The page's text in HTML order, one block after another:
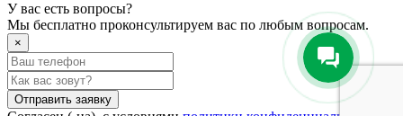
У вас есть вопросы?
Мы бесплатно проконсультируем вас по любым вопросам.
×
Отправить заявку